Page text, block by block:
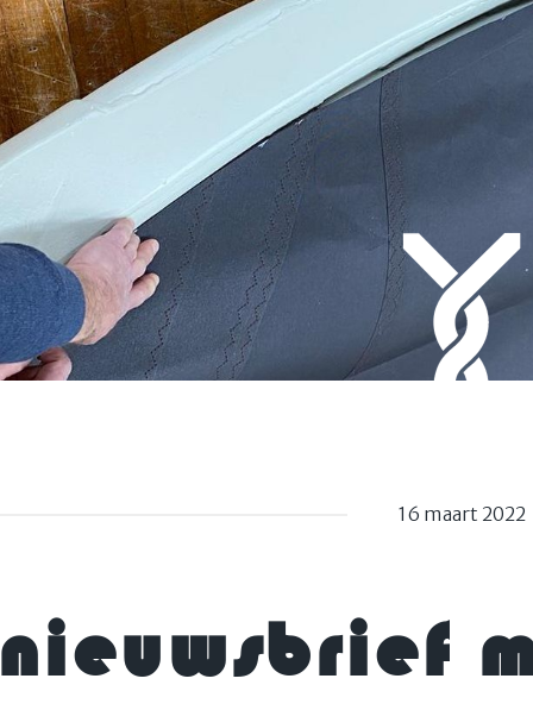
16 maart 2022
nieuwsbrief